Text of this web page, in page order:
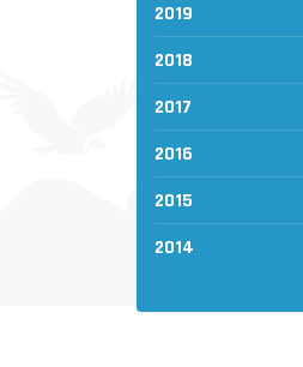
2019
2018
2017
2016
2015
2014